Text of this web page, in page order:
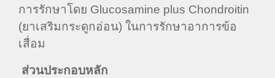
การรักษาโดย Glucosamine plus Chondroitin
(ยาเสริมกระดูกอ่อน) ในการรักษาอาการข้อ
เสื่อม
ส่วนประกอบหลัก